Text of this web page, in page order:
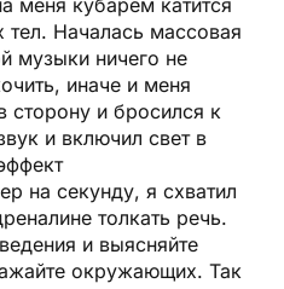
меня кубарем катится
тел. Началась массовая
музыки ничего не
иначе и меня
и бросился к
и включил свет в
на секунду, я схватил
толкать речь.
и выясняйте
окружающих. Так